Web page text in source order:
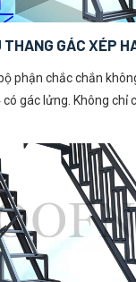
GÁC XÉP
phận chắc chắn
gác lửng. Không chỉ
mỗi gia đình. Hãy
hay được sử dụng
cho không gian